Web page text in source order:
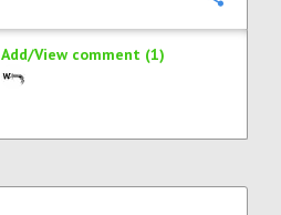
Add/View comment (1)